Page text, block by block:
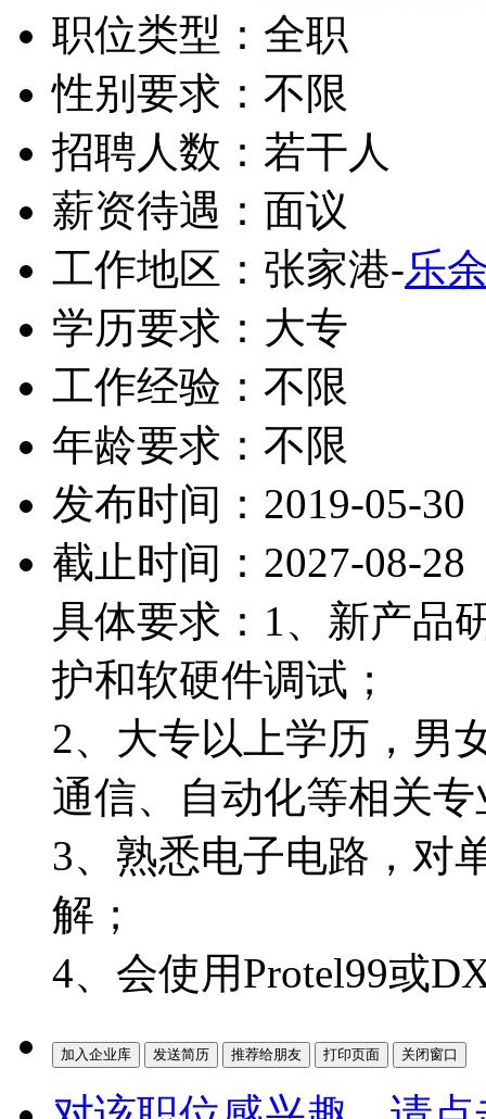
职位类型：全职
性别要求：不限
招聘人数：若干人
薪资待遇：面议
工作地区：张家港-乐
学历要求：大专
工作经验：不限
年龄要求：不限
发布时间：2019-05-30
截止时间：2027-08-28
具体要求：1、新产品
护和软硬件调试；
2、大专以上学历，男
通信、自动化等相关专
3、熟悉电子电路，对
解；
4、会使用Protel99或